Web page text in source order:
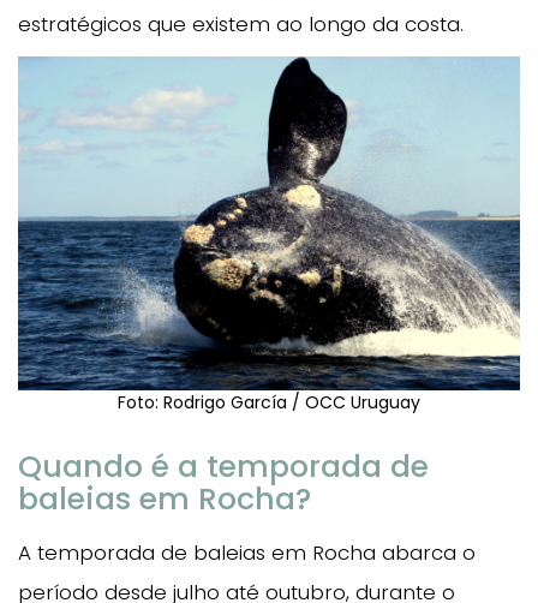
estratégicos que existem ao longo da costa.
Foto: Rodrigo García / OCC Uruguay
Quando é a temporada de
baleias em Rocha?
A temporada de baleias em Rocha abarca o
período desde julho até outubro, durante o